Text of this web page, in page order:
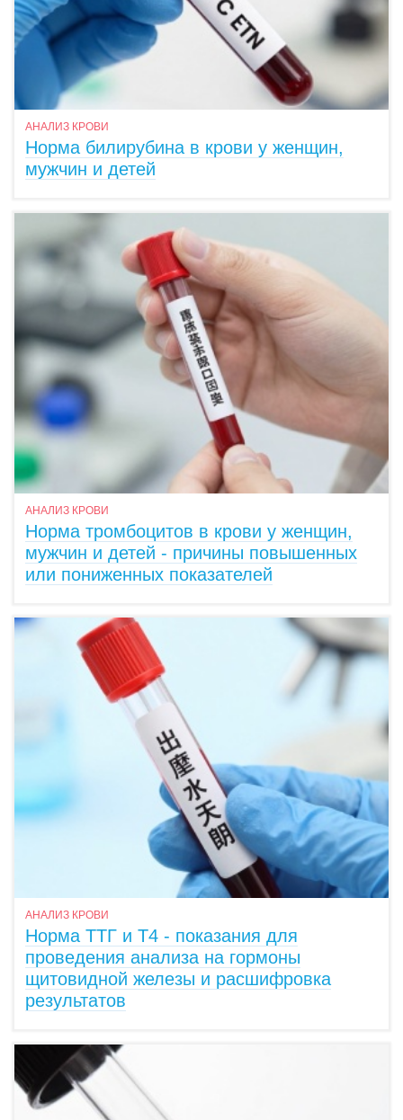
АНАЛИЗ КРОВИ
Норма билирубина в крови у женщин,
мужчин и детей
АНАЛИЗ КРОВИ
Норма тромбоцитов в крови у женщин,
мужчин и детей - причины повышенных
или пониженных показателей
АНАЛИЗ КРОВИ
Норма ТТГ и Т4 - показания для
проведения анализа на гормоны
щитовидной железы и расшифровка
результатов